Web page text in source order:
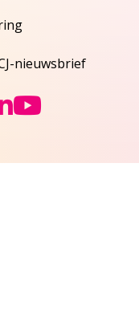
nieuwsbrief
Ga naar